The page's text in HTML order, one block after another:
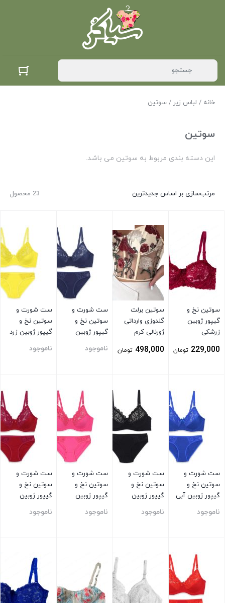
خانه / لباس زیر / سوتین
سوتین
این دسته بندی مربوط به سوتین می باشد.
23 محصول مرتب‌سازی بر اساس جدیدترین
سوتین نخ و
گیپور ژوبین
زرشکی
229,000 تومان
سوتین برلت
گلدوزی وارداتی
ژورنالی کرم
498,000 تومان
ست شورت و
سوتین نخ و
گیپور ژوبین
ناموجود
ست شورت و
سوتین نخ و
گیپور ژوبین زرد
ناموجود
ست شورت و
سوتین نخ و
گیپور ژوبین آبی
ناموجود
ست شورت و
سوتین نخ و
گیپور ژوبین
ناموجود
ست شورت و
سوتین نخ و
گیپور ژوبین
ناموجود
ست شورت و
سوتین نخ و
گیپور ژوبین
ناموجود